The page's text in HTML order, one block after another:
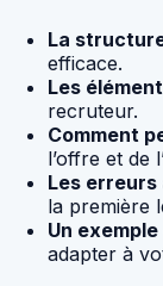
La
efficace.
Les
recruteur.
Comment
l’offre et de
Les
la première
Un
adapter à